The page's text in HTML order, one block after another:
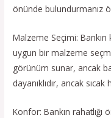
önünde bulundurmanız
Malzeme Seçimi: Bankın
uygun bir malzeme
görünüm sunar, ancak
dayanıklıdır, ancak
Konfor: Bankın